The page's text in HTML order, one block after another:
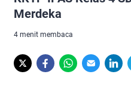
Merdeka
4 menit membaca